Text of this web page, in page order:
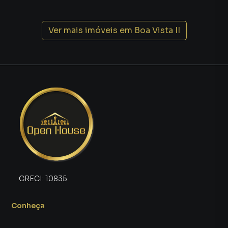
Vizinhança tranquila e familiar, ideal para quem busca
qualidade de vida e segurança.
sonho da casa própria: é fazer um investimento seguro e
com excelente perspectiva de valorização. A região de Boa
Vista II tem se destacado no mercado imobiliário pela sua
crescente procura, infraestrutura em desenvolvimento e
aumento constante nos preços de venda.
localização estratégica e estrutura pronta para morar, esta
deseja investir.
Ver mais imóveis em Boa Vista II
CRECI: 10835
Conheça